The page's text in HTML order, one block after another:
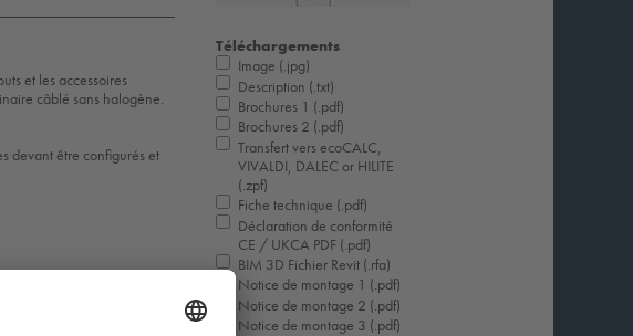
Téléchargements
Image (.jpg)
Description (.txt)
Brochures 1 (.pdf)
Brochures 2 (.pdf)
Transfert vers ecoCALC,
VIVALDI, DALEC or HILITE
(.zpf)
Fiche technique (.pdf)
Déclaration de conformité
CE / UKCA PDF (.pdf)
BIM 3D Fichier Revit (.rfa)
Notice de montage 1 (.pdf)
Notice de montage 2 (.pdf)
Notice de montage 3 (.pdf)
et les accessoires
câblé sans halogène.
devant être configurés et